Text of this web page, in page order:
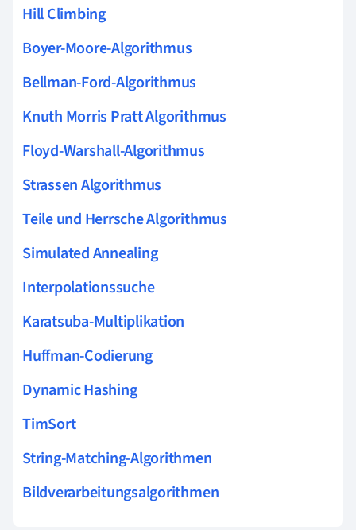
Hill Climbing
Boyer-Moore-Algorithmus
Bellman-Ford-Algorithmus
Knuth Morris Pratt Algorithmus
Floyd-Warshall-Algorithmus
Strassen Algorithmus
Teile und Herrsche Algorithmus
Simulated Annealing
Interpolationssuche
Karatsuba-Multiplikation
Huffman-Codierung
Dynamic Hashing
TimSort
String-Matching-Algorithmen
Bildverarbeitungsalgorithmen